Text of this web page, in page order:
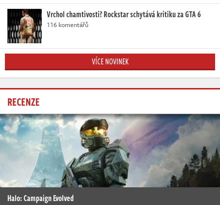
Vrchol chamtivosti? Rockstar schytává kritiku za GTA 6
116 komentářů
VÍCE NOVINEK
RECENZE
Halo: Campaign Evolved